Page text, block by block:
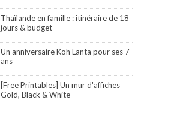
Thaïlande en famille : itinéraire de 18
jours & budget
Un anniversaire Koh Lanta pour ses 7
ans
[Free Printables] Un mur d'affiches
Gold, Black & White